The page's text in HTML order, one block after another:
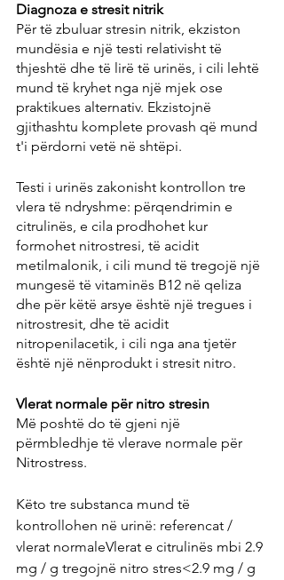
Diagnoza e stresit nitrik
Për të zbuluar stresin nitrik, ekziston
mundësia e një testi relativisht të
thjeshtë dhe të lirë të urinës, i cili lehtë
mund të kryhet nga një mjek ose
praktikues alternativ. Ekzistojnë
gjithashtu komplete provash që mund
t'i përdorni vetë në shtëpi.
Testi i urinës zakonisht kontrollon tre
vlera të ndryshme: përqendrimin e
citrulinës, e cila prodhohet kur
formohet nitrostresi, të acidit
metilmalonik, i cili mund të tregojë një
mungesë të vitaminës B12 në qeliza
dhe për këtë arsye është një tregues i
nitrostresit, dhe të acidit
nitropenilacetik, i cili nga ana tjetër
është një nënprodukt i stresit nitro.
Vlerat normale për nitro stresin
Më poshtë do të gjeni një
përmbledhje të vlerave normale për
Nitrostress.
Këto tre substanca mund të
kontrollohen në urinë: referencat /
vlerat normaleVlerat e citrulinës mbi 2.9
mg / g tregojnë nitro stres<2.9 mg / g